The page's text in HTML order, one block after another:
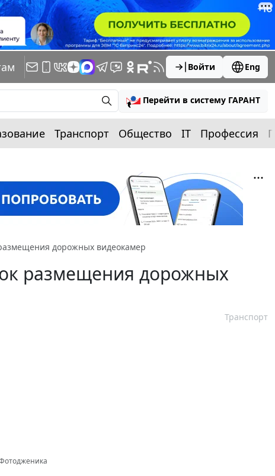
Войти Eng
Перейти в систему ГАРАНТ
Транспорт Общество IT Профессия
дорожных видеокамер
размещения дорожных
Транспорт